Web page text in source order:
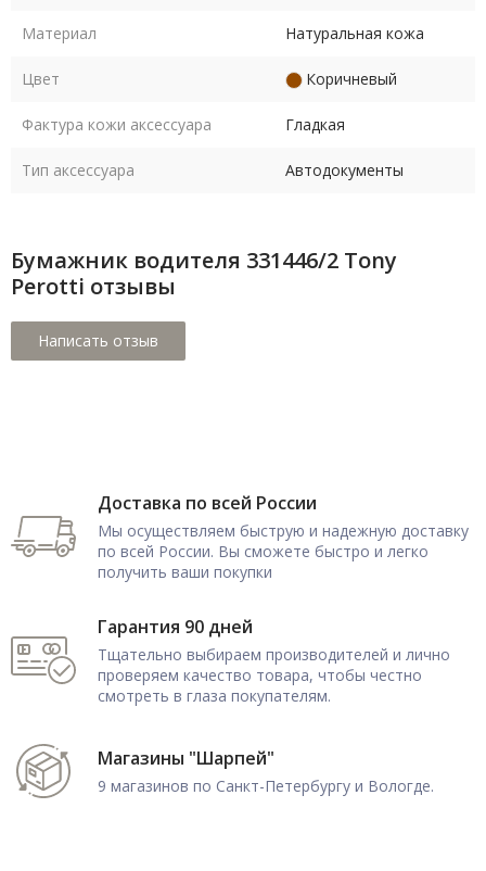
Материал Натуральная кожа
Цвет Коричневый
Фактура кожи аксессуара Гладкая
Тип аксессуара Автодокументы
Бумажник водителя 331446/2 Tony
Perotti отзывы
Доставка по всей России
Мы осуществляем быструю и надежную доставку
по всей России. Вы сможете быстро и легко
получить ваши покупки
Гарантия 90 дней
Тщательно выбираем производителей и лично
проверяем качество товара, чтобы честно
смотреть в глаза покупателям.
Магазины "Шарпей"
9 магазинов по Санкт-Петербургу и Вологде.